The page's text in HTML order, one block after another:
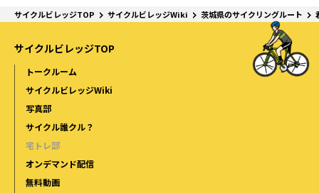
サイクルビレッジTOP サイクルビレッジWiki 茨城県のサイクリングルート
サイクルビレッジTOP
トークルーム
サイクルビレッジWiki
写真部
サイクル誰クル？
宅トレ部
オンデマンド配信
無料動画